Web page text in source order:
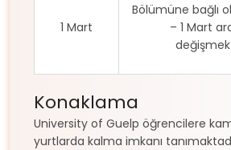
1 Mart
Bölümüne bağlı
– 1 Mart
Konaklama
University of Guelp öğrencilere
yurtlarda kalma imkanı